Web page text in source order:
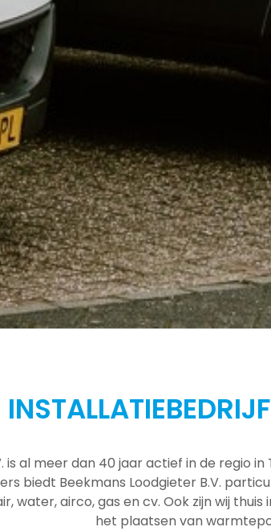
is al meer dan 40 jaar actief in de regio
biedt Beekmans Loodgieter B.V.
water, airco, gas en cv. Ook zijn wij
het plaatsen van